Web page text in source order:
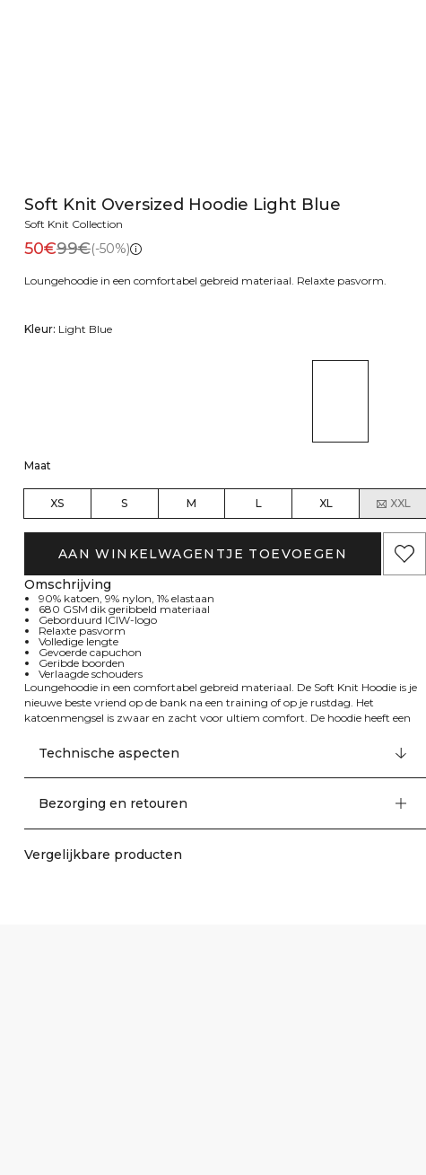
Soft Knit Oversized Hoodie Light Blue
Soft Knit Collection
50€99€(-50%)
Loungehoodie in een comfortabel gebreid materiaal. Relaxte pasvorm.
Kleur: Light Blue
Maat
XS S M L XL XXL
AAN WINKELWAGENTJE TOEVOEGEN
Omschrijving
90% katoen, 9% nylon, 1% elastaan
680 GSM dik geribbeld materiaal
Geborduurd ICIW-logo
Relaxte pasvorm
Volledige lengte
Gevoerde capuchon
Geribde boorden
Verlaagde schouders
Loungehoodie in een comfortabel gebreid materiaal. De Soft Knit Hoodie is je
nieuwe beste vriend op de bank na een training of op je rustdag. Het
katoenmengsel is zwaar en zacht voor ultiem comfort. De hoodie heeft een
met verlaagde schouders. We raden aan om het kledingstuk opgevouwen en
horizontaal te bewaren om de vorm te behouden. 680 GSM dik geribbeld
materiaal, geborduurd ICIW-logo, relaxte pasvorm, volledige lengte. 90%
Technische aspecten
Bezorging en retouren
Vergelijkbare producten